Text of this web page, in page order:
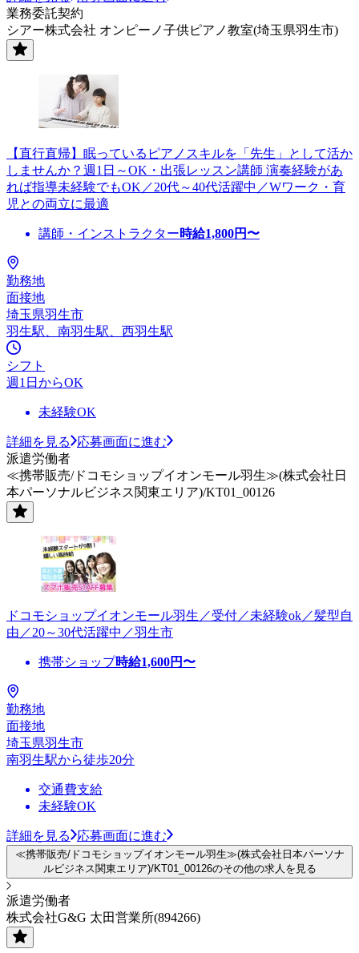
業務委託契約
シアー株式会社 オンピーノ子供ピアノ教室(埼玉県羽生市)
【直行直帰】眠っているピアノスキルを「先生」として活か
しませんか？週1日～OK・出張レッスン講師 演奏経験があ
れば指導未経験でもOK／20代～40代活躍中／Wワーク・育
児との両立に最適
講師・インストラクター時給1,800円〜
勤務地
面接地
埼玉県羽生市
羽生駅、南羽生駅、西羽生駅
シフト
週1日からOK
未経験OK
詳細を見る
応募画面に進む
派遣労働者
≪携帯販売/ドコモショップイオンモール羽生≫(株式会社日
本パーソナルビジネス関東エリア)/KT01_00126
ドコモショップイオンモール羽生／受付／未経験ok／髪型自
由／20～30代活躍中／羽生市
携帯ショップ時給1,600円〜
勤務地
面接地
埼玉県羽生市
南羽生駅から徒歩20分
交通費支給
未経験OK
詳細を見る 応募画面に進む
≪携帯販売/ドコモショップイオンモール羽生≫(株式会社日本パーソナ
ルビジネス関東エリア)/KT01_00126のその他の求人を見る
派遣労働者
株式会社G&G 太田営業所(894266)